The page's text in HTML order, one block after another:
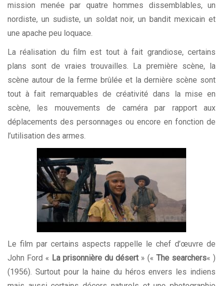
mission menée par quatre hommes dissemblables, un
nordiste, un sudiste, un soldat noir, un bandit mexicain et
une apache peu loquace.
La réalisation du film est tout à fait grandiose, certains
plans sont de vraies trouvailles. La première scène, la
scène autour de la ferme brûlée et la dernière scène sont
tout à fait remarquables de créativité dans la mise en
scène, les mouvements de caméra par rapport aux
déplacements des personnages ou encore en fonction de
l’utilisation des armes.
Le film par certains aspects rappelle le chef d’œuvre de
John Ford « La prisonnière du désert» (« The searchers« )
(1956). Surtout pour la haine du héros envers les indiens